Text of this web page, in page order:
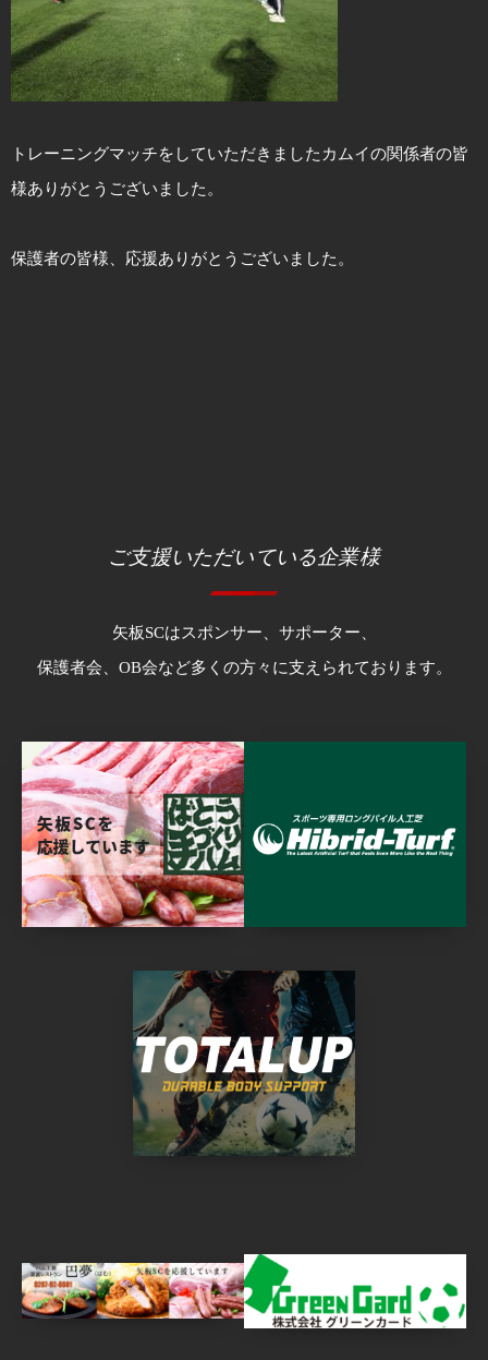
トレーニングマッチをしていただきましたカムイの関係者の皆
様ありがとうございました。
保護者の皆様、応援ありがとうございました。
ご支援いただいている企業様
矢板SCはスポンサー、サポーター、
保護者会、OB会など多くの方々に支えられております。